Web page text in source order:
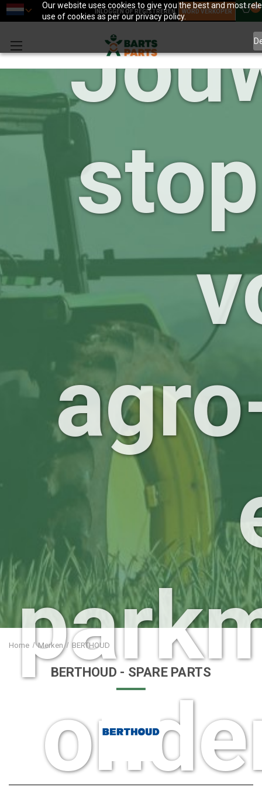
Our website uses cookies to give you the best and most
use of cookies as per our privacy policy.
INLOGGEN OF REGISTREREN WORD VERKOPER
0
Home Merken BERTHOUD
BERTHOUD - SPARE PARTS